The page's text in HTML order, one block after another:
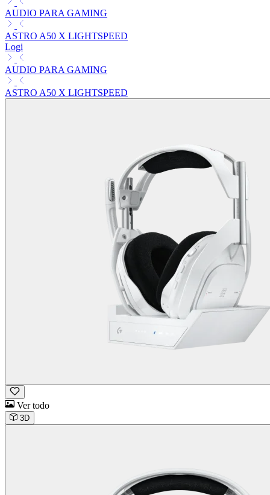
AUDIO PARA GAMING
ASTRO A50 X LIGHTSPEED
Logi
AUDIO PARA GAMING
ASTRO A50 X LIGHTSPEED
Ver todo
3D